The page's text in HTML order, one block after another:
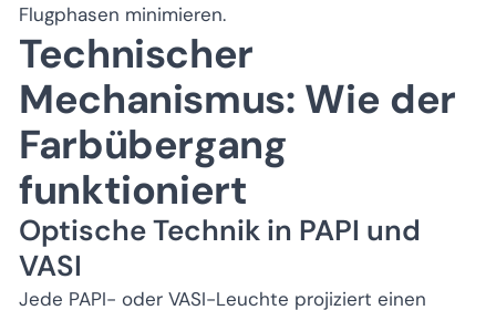
Flugphasen minimieren.
Technischer
Mechanismus: Wie der
Farbübergang
funktioniert
Optische Technik in PAPI und
VASI
Jede PAPI- oder VASI-Leuchte projiziert einen